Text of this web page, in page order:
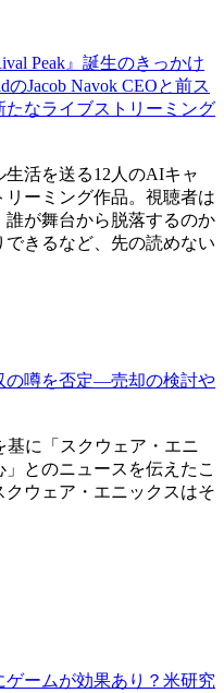
Peak』誕生のきっかけ
Jacob Navok CEOと前ス
なライブストリーミング
活を送る12人のAIキャ
ーミング作品。視聴者は
が舞台から脱落するのか
きるなど、先の読めない
噂を否定―売却の検討や
基に「スクウェア・エニ
とのニュースを伝えたこ
ウェア・エニックスはそ
ームが効果あり？米研究